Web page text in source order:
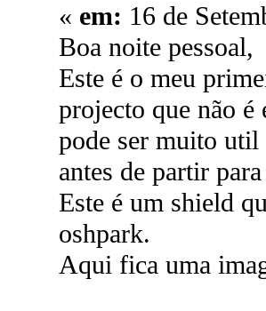
« em: 16 de
Boa noite pessoal,
Este é o meu
projecto que não é
pode ser muito util
antes de partir
Este é um shield
oshpark.
Aqui fica uma